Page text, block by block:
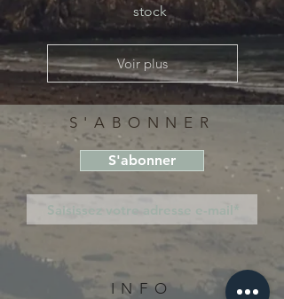
stock
Voir plus
S'ABONNER
S'abonner
INFO